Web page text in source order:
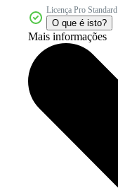
Licença Pro Standard
O que é isto?
Mais informações